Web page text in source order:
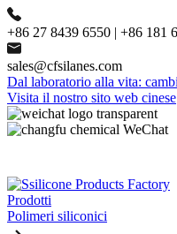
+86 27 8439 6550 | +86 181
sales@cfsilanes.com
Dal laboratorio alla vita:
Visita il nostro sito web cinese
Prodotti
Polimeri siliconici